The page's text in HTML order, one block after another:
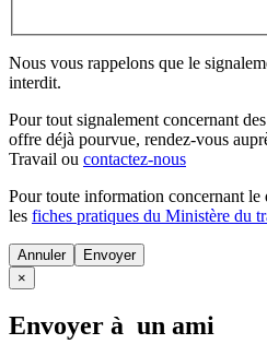
Nous vous rappelons que le
interdit.
Pour tout signalement concernant des
offre déjà pourvue, rendez-vous
Travail ou contactez-nous
Pour toute information concernant le
les fiches pratiques du Ministère du
Annuler
×
Envoyer à un ami